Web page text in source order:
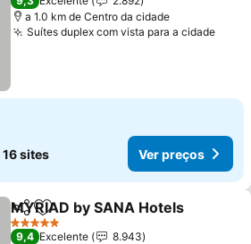
a 1.0 km de Centro da cidade
Suítes duplex com vista para a cidade
16 sites Ver preços
PartilharAdicionar aos favoritos
MYRIAD by SANA Hotels
5 Estrelas
9,4 Excelente
8.943